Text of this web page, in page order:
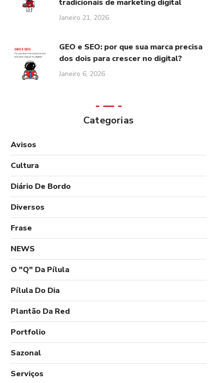
tradicionais de marketing digital
Janeiro 21, 2026
GEO e SEO: por que sua marca precisa
dos dois para crescer no digital?
Janeiro 6, 2026
Categorias
Avisos
Cultura
Diário De Bordo
Diversos
Frase
NEWS
O "Q" Da Pílula
Pílula Do Dia
Plantão Da Red
Portfolio
Sazonal
Serviços